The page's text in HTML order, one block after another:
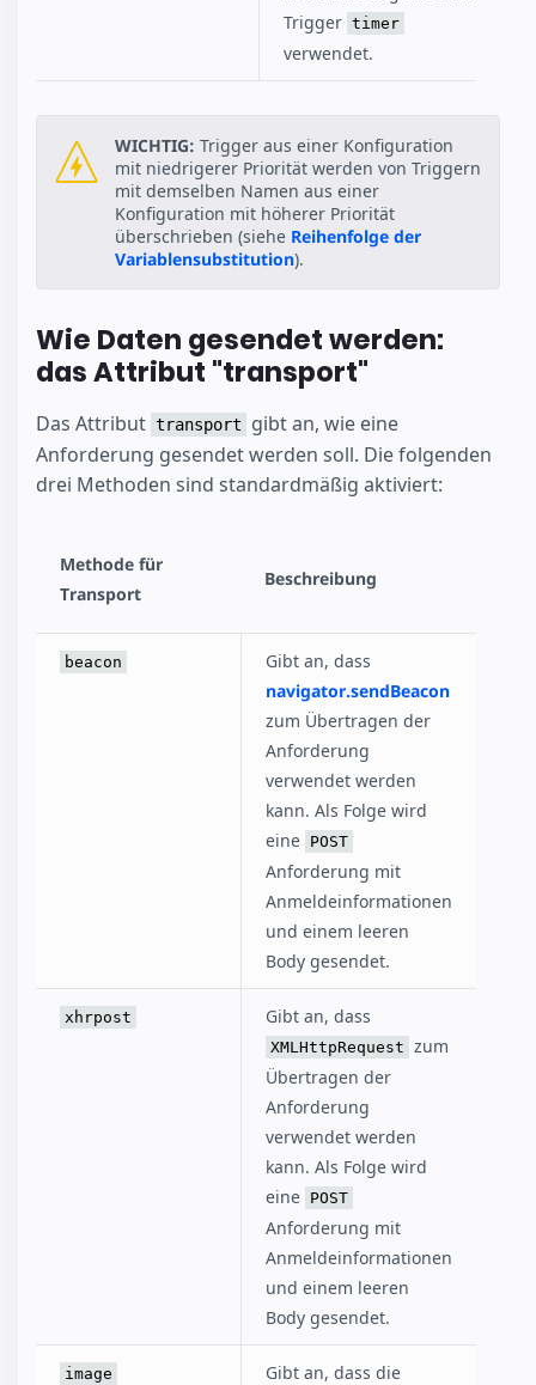
Trigger timer
verwendet.
WICHTIG: Trigger aus einer Konfiguration
mit niedrigerer Priorität werden von Triggern
mit demselben Namen aus einer
Konfiguration mit höherer Priorität
überschrieben (siehe Reihenfolge der
Variablensubstitution).
Wie Daten gesendet werden:
das Attribut "transport"
Das Attribut transport
gibt an, wie eine
Anforderung gesendet werden soll. Die folgenden
drei Methoden sind standardmäßig aktiviert:
Methode für
Transport
Beschreibung
beacon
Gibt an, dass
navigator.sendBeacon
zum Übertragen der
Anforderung
verwendet werden
kann. Als Folge wird
eine POST
Anforderung mit
Anmeldeinformationen
und einem leeren
Body gesendet.
xhrpost Gibt an, dass
XMLHttpRequest zum
Übertragen der
Anforderung
verwendet werden
kann. Als Folge wird
eine POST
Anforderung mit
Anmeldeinformationen
und einem leeren
Body gesendet.
image Gibt an, dass die